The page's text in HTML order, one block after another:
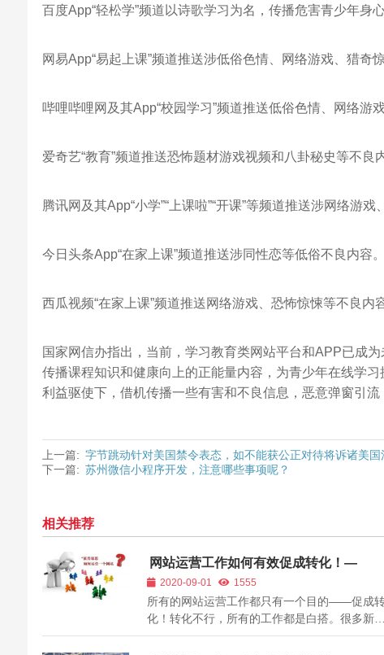
百度App“轻松学”频道以诗歌学习为名，传播危害青少年身
网易App“易起上课”频道推送涉低俗色情、网络游戏、猎奇
哔哩哔哩网及其App“校园学习”频道推送低俗色情、网络游
爱奇艺“教育”频道推送恐怖题材游戏视频和八卦秘史等不良
腾讯网及其App“小学”“上课啦”“开课”等频道推送涉网络游
今日头条App“在家上课”频道推送涉同性恋等低俗不良内容。
西瓜视频“在家上课”频道推送网络游戏、恐怖惊悚等不良内
国家网信办指出，当前，学习教育类网站平台和APP已成
传播课程知识和健康向上的正能量内容，为青少年在线学
利益驱使下，借机传播一些有害和不良信息，恶意弹窗引
上一篇: 字节跳动针对美国禁令表态，如不能获公正对待将诉诸美国
下一篇: 苏州微信小程序开发，注意哪些事项呢？
相关推荐
网站运营工作如何有效促成转化！—
2020-09-01 1555
所有的网站运营工作都只有一个目的——促成
化！转化不行，所有的工作都是白搭。很多新手
甚至有几年工作经验的朋友，可能都曾经遇到